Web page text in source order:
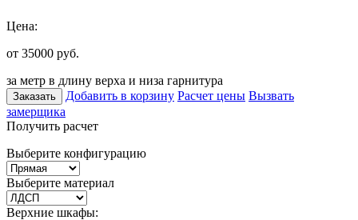
Цена:
от 35000 руб.
за метр в длину верха и низа гарнитура
Заказать Добавить в корзину Расчет цены Вызвать
замерщика
Получить расчет
Выберите конфигурацию
Выберите материал
Верхние шкафы: